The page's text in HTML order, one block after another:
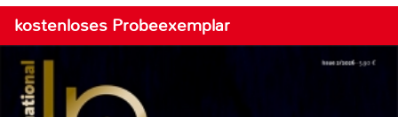
kostenloses Probeexemplar